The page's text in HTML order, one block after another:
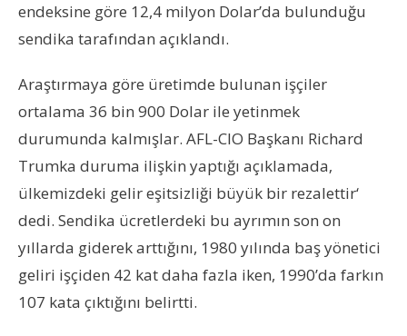
endeksine göre 12,4 milyon Dolar’da bulunduğu
sendika tarafından açıklandı.
Araştırmaya göre üretimde bulunan işçiler
ortalama 36 bin 900 Dolar ile yetinmek
durumunda kalmışlar. AFL-CIO Başkanı Richard
Trumka duruma ilişkin yaptığı açıklamada‚
ülkemizdeki gelir eşitsizliği büyük bir rezalettir‘
dedi. Sendika ücretlerdeki bu ayrımın son on
yıllarda giderek arttığını, 1980 yılında baş yönetici
geliri işçiden 42 kat daha fazla iken, 1990’da farkın
107 kata çıktığını belirtti.